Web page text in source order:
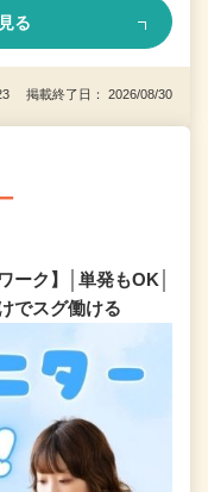
る
掲載終了日： 2026/08/30
ーク】│単発もOK│
でスグ働ける